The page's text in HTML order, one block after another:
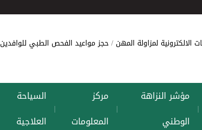
الالكترونية لمزاولة المهن حجز مواعيد الفحص الطبي للوافدين
|
مؤشر النزاهة
الوطني
|
مركز
المعلومات
|
السياحة
العلاجية